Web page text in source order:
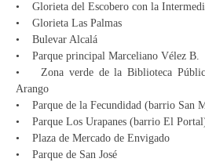
• Glorieta del Escobero con la
• Glorieta Las Palmas
• Bulevar Alcalá
• Parque principal Marceliano Vélez B.
• Zona verde de la Biblioteca
Arango
• Parque de la Fecundidad (barrio San
• Parque Los Urapanes (barrio El
• Plaza de Mercado de Envigado
• Parque de San José